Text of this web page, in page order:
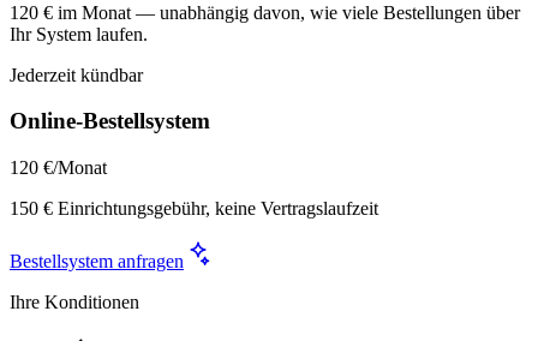
120 € im Monat — unabhängig davon, wie viele Bestellungen über
Ihr System laufen.
Jederzeit kündbar
Online-Bestellsystem
120 €/Monat
150 € Einrichtungsgebühr, keine Vertragslaufzeit
Bestellsystem anfragen
Ihre Konditionen